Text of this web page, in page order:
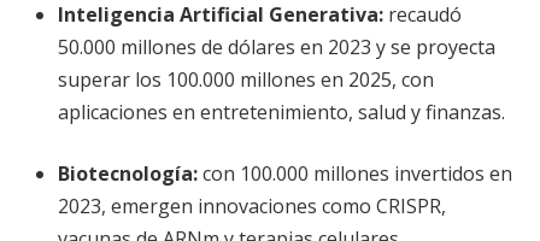
Inteligencia Artificial Generativa: recaudó
50.000 millones de dólares en 2023 y se proyecta
superar los 100.000 millones en 2025, con
aplicaciones en entretenimiento, salud y finanzas.
Biotecnología:con 100.000 millones invertidos en
2023, emergen innovaciones como CRISPR,